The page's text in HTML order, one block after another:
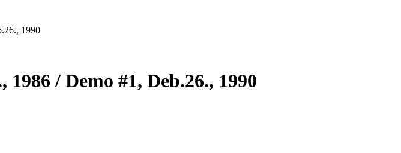
1990
/ Demo #1, Deb.26., 1990